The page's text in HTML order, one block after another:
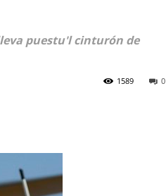
puestu'l cinturón de
0
1589